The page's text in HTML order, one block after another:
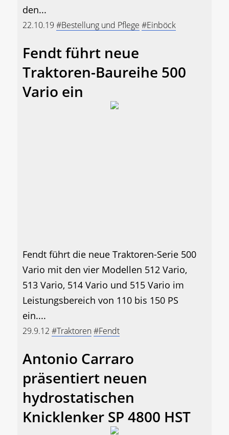
den...
22.10.19 #Bestellung und Pflege #Einböck
Fendt führt neue
Traktoren-Baureihe 500
Vario ein
Fendt führt die neue Traktoren-Serie 500
Vario mit den vier Modellen 512 Vario,
513 Vario, 514 Vario und 515 Vario im
Leistungsbereich von 110 bis 150 PS
ein....
29.9.12 #Traktoren#Fendt
Antonio Carraro
präsentiert neuen
hydrostatischen
Knicklenker SP 4800 HST